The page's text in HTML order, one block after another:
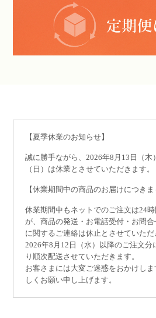
【夏季休業のお知らせ】
誠に勝手ながら、2026年8月13日（木
（日）は休業とさせていただきます。
【休業期間中の商品のお届けにつきま
休業期間中もネットでのご注文は24
が、商品の発送・お電話受付・お問
に関するご連絡は休止とさせていただ
2026年8月12日（水）以降のご注文分
り順次配送させていただきます。
お客さまには大変ご迷惑をおかけし
しくお願い申し上げます。